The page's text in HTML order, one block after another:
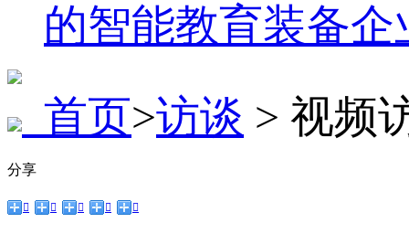
的智能教育装备企
首页>访谈 > 视频
分享
    